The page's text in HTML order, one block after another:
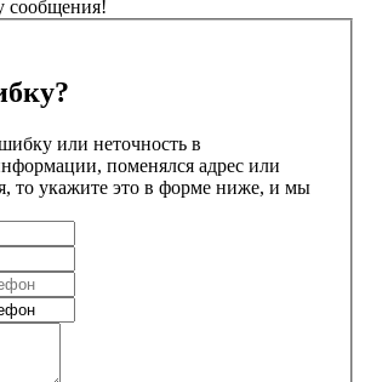
сообщения!
или неточность в
поменялся адрес или
то укажите это в форме ниже, и мы